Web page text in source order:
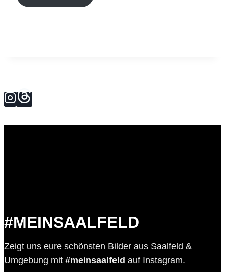
#MEINSAALFELD
Zeigt uns eure schönsten Bilder aus Saalfeld &
Umgebung mit #meinsaalfeld auf Instagram.